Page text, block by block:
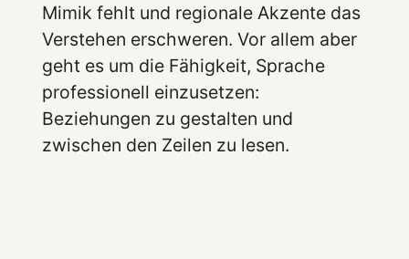
Mimik fehlt und regionale Akzente das
Verstehen erschweren. Vor allem aber
geht es um die Fähigkeit, Sprache
professionell einzusetzen:
Beziehungen zu gestalten und
zwischen den Zeilen zu lesen.